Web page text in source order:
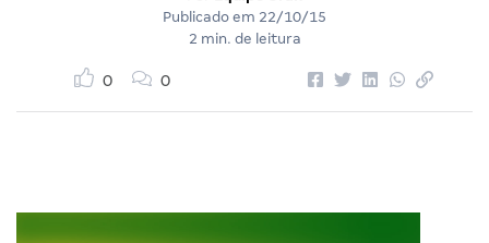
Publicado em 22/10/15
2 min. de leitura
0 0